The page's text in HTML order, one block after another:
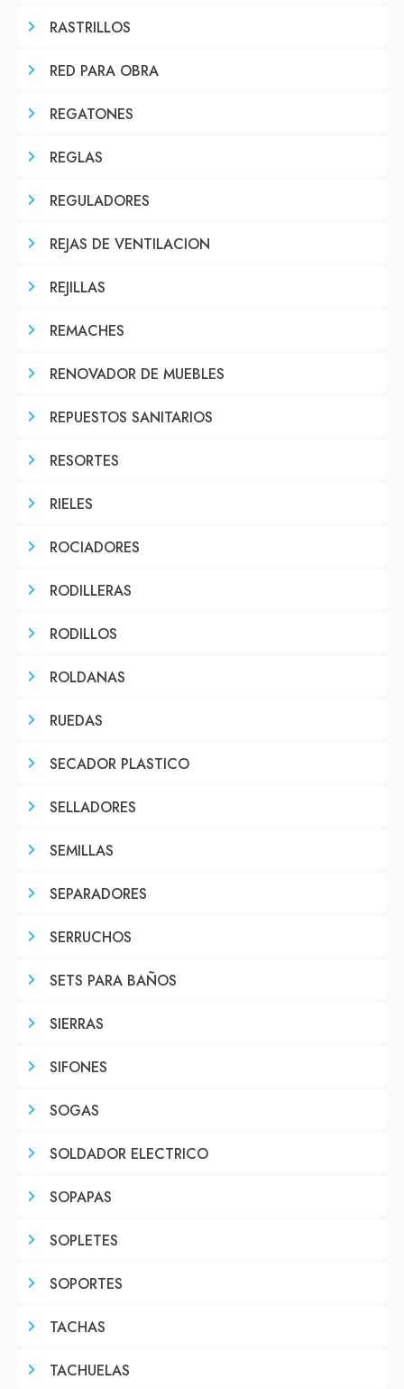
RASTRILLOS
RED PARA OBRA
REGATONES
REGLAS
REGULADORES
REJAS DE VENTILACION
REJILLAS
REMACHES
RENOVADOR DE MUEBLES
REPUESTOS SANITARIOS
RESORTES
RIELES
ROCIADORES
RODILLERAS
RODILLOS
ROLDANAS
RUEDAS
SECADOR PLASTICO
SELLADORES
SEMILLAS
SEPARADORES
SERRUCHOS
SETS PARA BAÑOS
SIERRAS
SIFONES
SOGAS
SOLDADOR ELECTRICO
SOPAPAS
SOPLETES
SOPORTES
TACHAS
TACHUELAS